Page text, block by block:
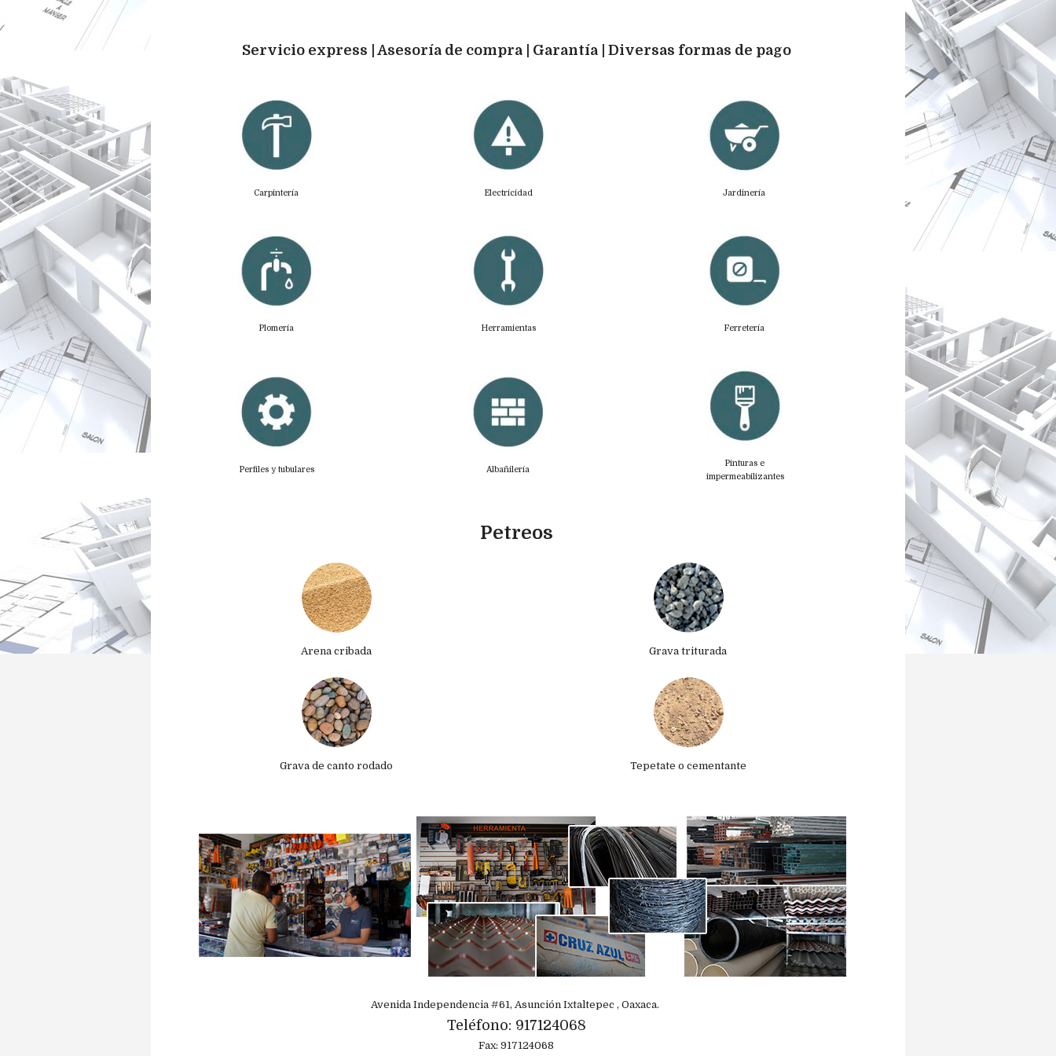
Servicio express | Asesoría de compra | Garantía | Diversas formas de pago
Carpintería Electricidad Jardinería
Plomería Herramientas Ferretería
Perfiles y tubulares Albañilería
Pinturas e
impermeabilizantes
Petreos
Arena cribada Grava triturada
Grava de canto rodado Tepetate o cementante
Avenida Independencia #61, Asunción Ixtaltepec , Oaxaca.
Teléfono: 917124068
Fax: 917124068
h
i
e
s